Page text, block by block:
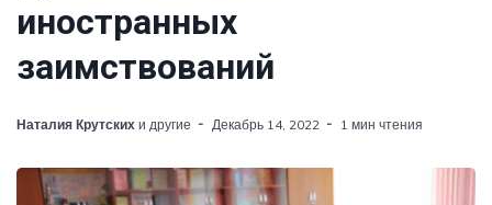
иностранных
заимствований
Наталия Крутских и другие Декабрь 14, 2022 1 мин чтения